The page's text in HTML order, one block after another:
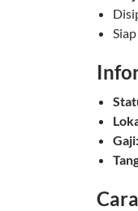
Gaji: